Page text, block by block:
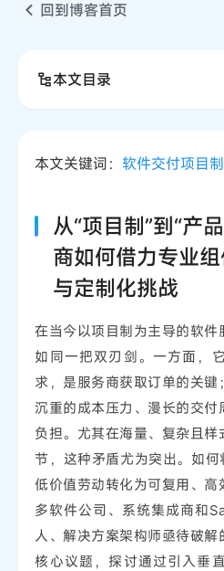
回到博客首页
本文目录
本文关键词： 软件交付项目制
从“项目制”到“产
商如何借力专业
与定制化挑战
在当今以项目制为主导的软
如同一把双刃剑。一方面，
求，是服务商获取订单的关
沉重的成本压力、漫长的交
负担。尤其在海量、复杂且
节，这种矛盾尤为突出。如何
低价值劳动转化为可复用、
多软件公司、系统集成商和
人、解决方案架构师亟待破
核心议题，探讨通过引入垂